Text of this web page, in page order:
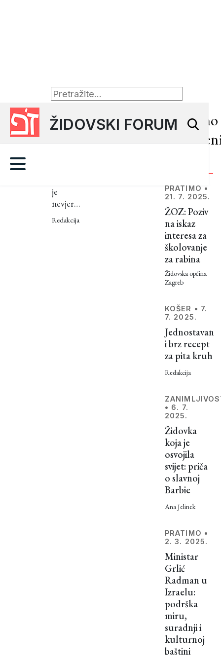
ŽIDOVSKI FORUM
ZANIMLJIVOSTI
2024.
neistina
o
Židovima:
je
nevjerojatno
koliko se
mitova,
Redakcija
Nedavno
PRATIMO •
21. 7. 2025.
ŽOZ: Poziv
na iskaz
interesa za
školovanje
za rabina
Židovska općina
Zagreb
KOŠER • 7.
7. 2025.
Jednostavan
i brz recept
za pita kruh
Redakcija
• 6. 7.
2025.
Židovka
koja je
osvojila
svijet: priča
o slavnoj
Barbie
Ana Jelinek
PRATIMO •
2. 3. 2025.
Ministar
Grlić
Radman u
Izraelu:
podrška
miru,
suradnji i
kulturnoj
baštini